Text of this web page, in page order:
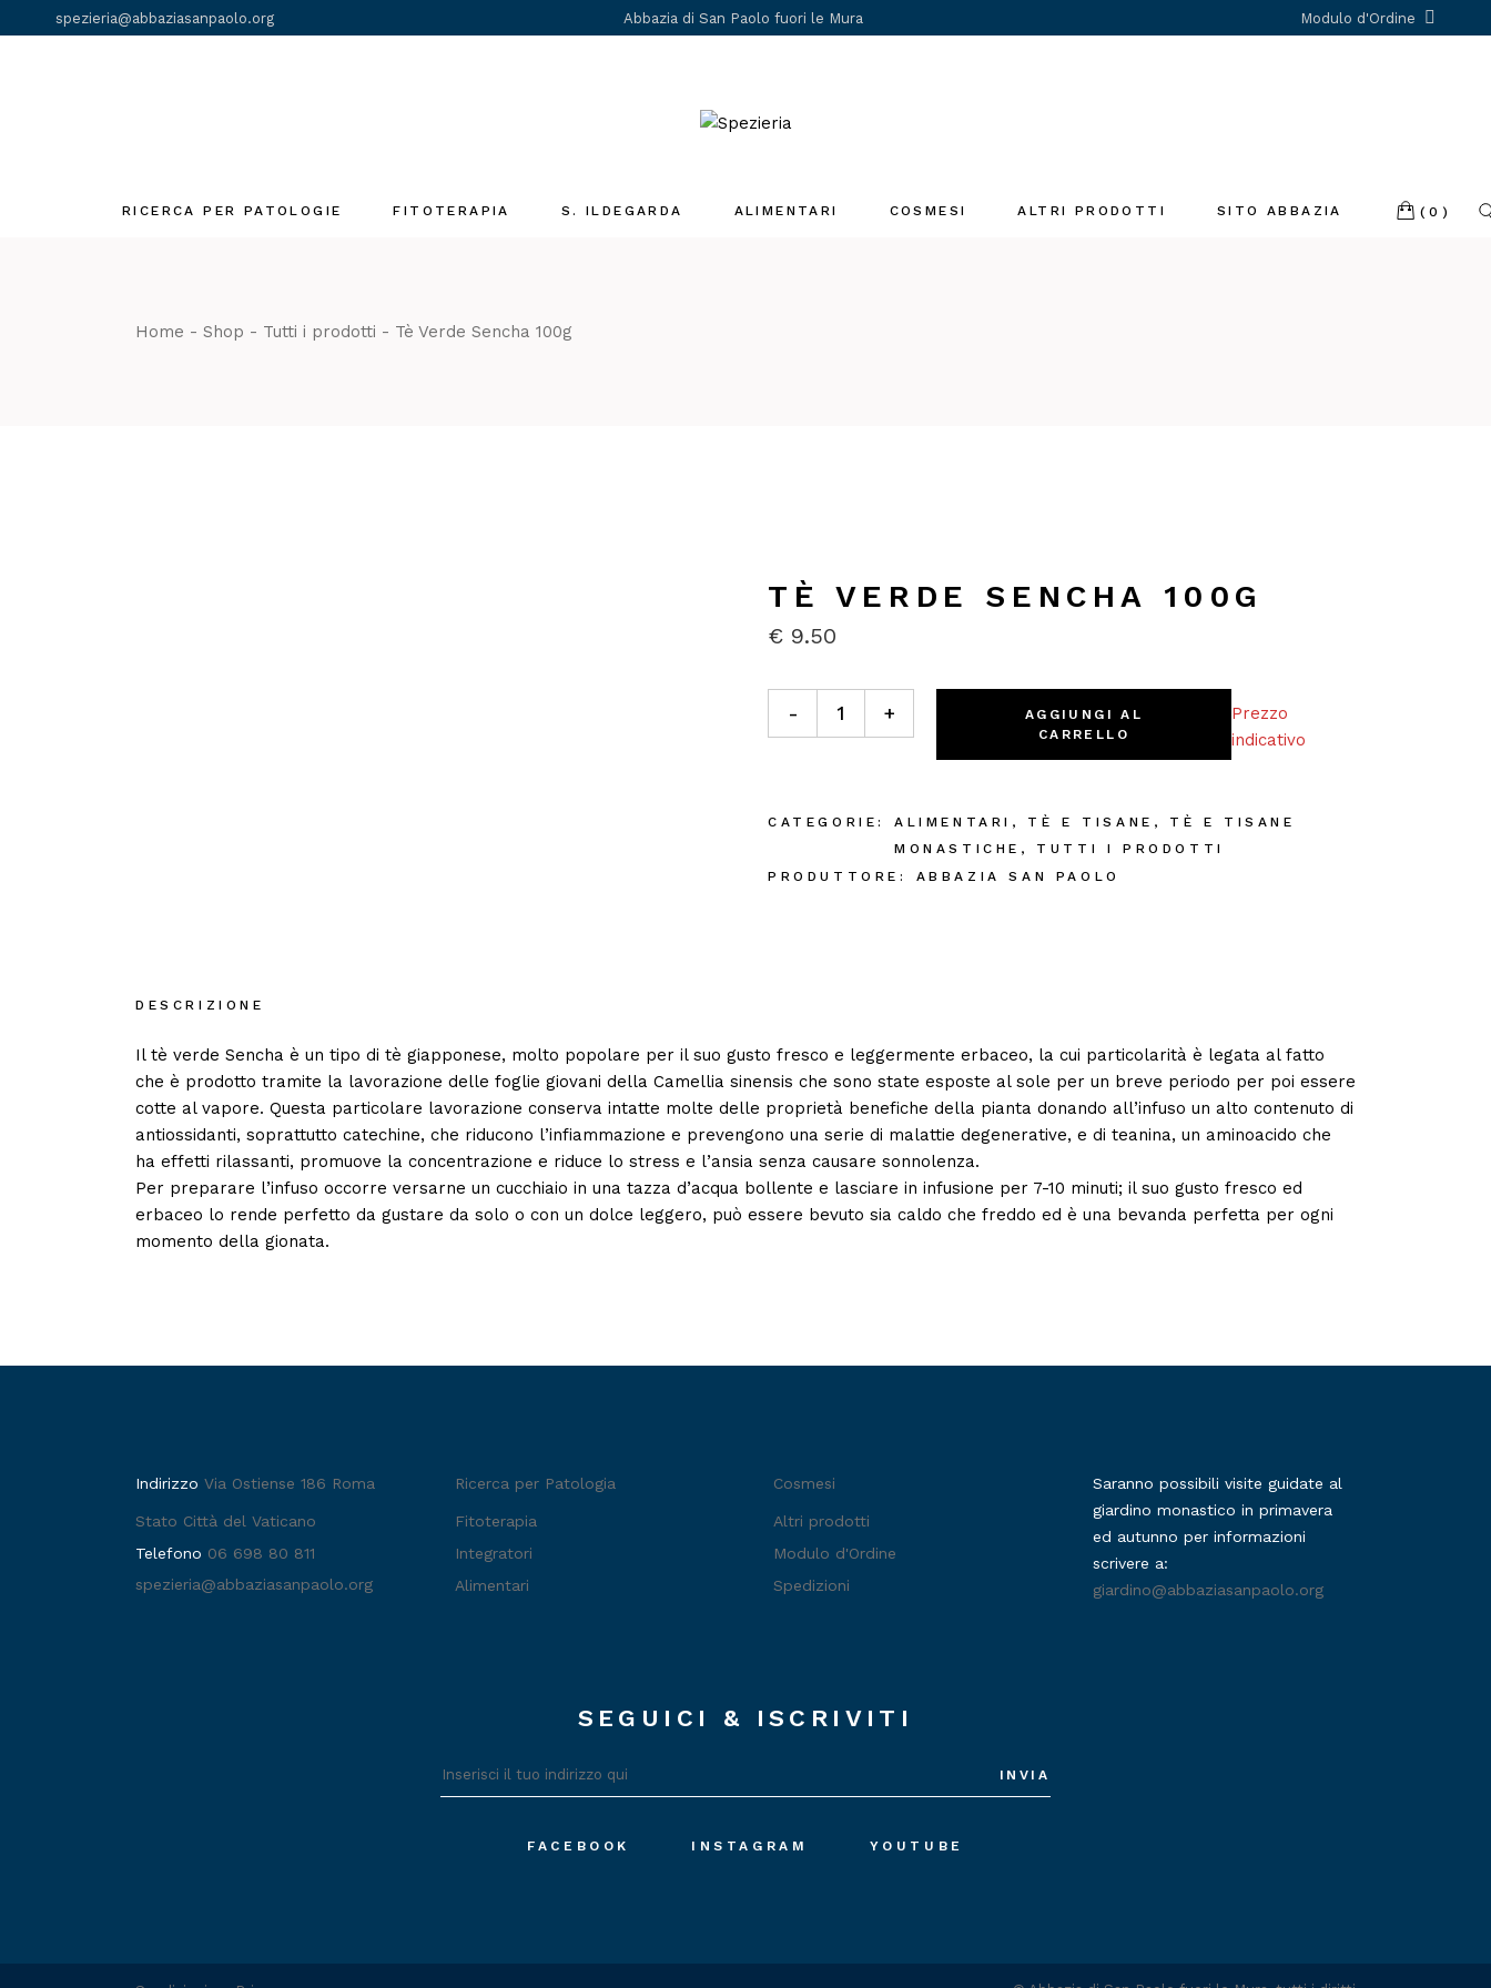
the
spezieria@abbaziasanpaolo.org Abbazia di San Paolo fuori le Mura Modulo d'Ordine
RICERCA PER PATOLOGIE FITOTERAPIA
Gemmoderivati
S. ILDEGARDA ALIMENTARI COSMESI ALTRI PRODOTTI SITO ABBAZIA (0)
Home Shop Tutti i prodotti Tè Verde Sencha 100g
TÈ VERDE SENCHA 100G
€ 9.50
Tè Verde Sencha 100g quantity
- +
AGGIUNGI AL
CARRELLO
Prezzo
indicativo
CATEGORIE: ALIMENTARI , TÈ E TISANE , TÈ E TISANE
MONASTICHE , TUTTI I PRODOTTI
PRODUTTORE:
ABBAZIA SAN PAOLO
DESCRIZIONE
Il tè verde Sencha è un tipo di tè giapponese, molto popolare per il suo gusto fresco e leggermente erbaceo, la cui particolarità è legata al fatto
che è prodotto tramite la lavorazione delle foglie giovani della Camellia sinensis che sono state esposte al sole per un breve periodo per poi essere
cotte al vapore. Questa particolare lavorazione conserva intatte molte delle proprietà benefiche della pianta donando all’infuso un alto contenuto di
antiossidanti, soprattutto catechine, che riducono l’infiammazione e prevengono una serie di malattie degenerative, e di teanina, un aminoacido che
ha effetti rilassanti, promuove la concentrazione e riduce lo stress e l’ansia senza causare sonnolenza.
Per preparare l’infuso occorre versarne un cucchiaio in una tazza d’acqua bollente e lasciare in infusione per 7-10 minuti; il suo gusto fresco ed
erbaceo lo rende perfetto da gustare da solo o con un dolce leggero, può essere bevuto sia caldo che freddo ed è una bevanda perfetta per ogni
momento della gionata.
Indirizzo Via Ostiense 186 Roma
Stato Città del Vaticano
Telefono 06 698 80 811
spezieria@abbaziasanpaolo.org
Ricerca per Patologia
Fitoterapia
Integratori
Alimentari
Cosmesi
Altri prodotti
Modulo d'Ordine
Spedizioni
Saranno possibili visite guidate al
giardino monastico in primavera
ed autunno per informazioni
scrivere a:
giardino@abbaziasanpaolo.org
SEGUICI & ISCRIVITI
INVIA
FACEBOOK INSTAGRAM YOUTUBE